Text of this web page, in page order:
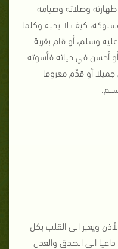
وصلاته وصيامه
كيف لا يحبه وكلما
وسلم، أو قام بقربة
أحسن في حياته فأسوته
أو قدّم معروفا
ويعبر الى القلب بكل
الى الصدق والعدل